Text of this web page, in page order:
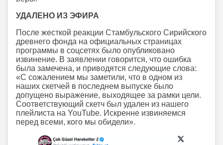
УДАЛЕНО ИЗ ЭФИРА
После жесткой реакции Стамбульского Сирийского
древнего фонда на официальных страницах
программы в соцсетях было опубликовано
извинение. В заявлении говорится, что ошибка
была замечена, и приводятся следующие слова:
«С сожалением мы заметили, что в одном из
наших скетчей в последнем выпуске было
допущено выражение, выходящее за рамки цели.
Соответствующий скетч был удален из нашего
плейлиста на YouTube. Искренне извиняемся
перед всеми, кого мы обидели».